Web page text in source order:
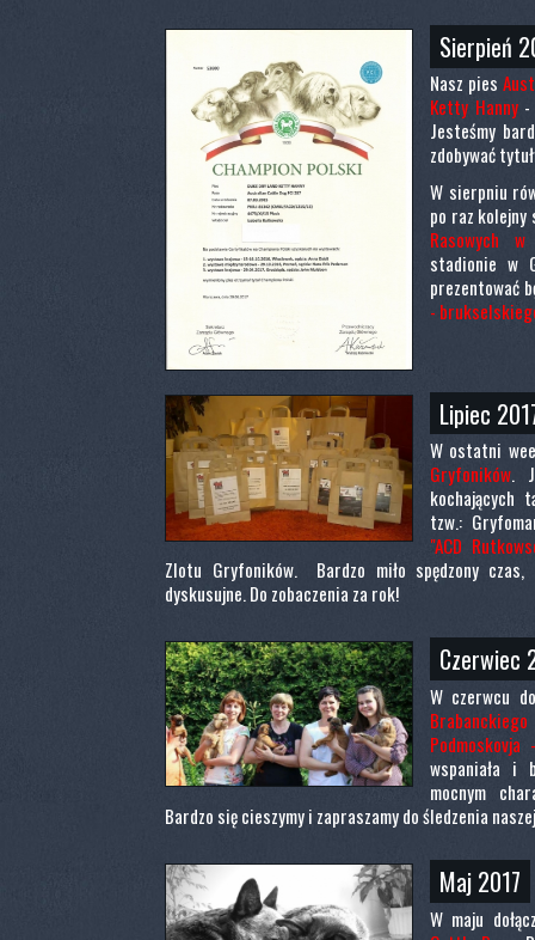
Sierpień
Nasz pies
Ketty Hanny
Jesteśmy
zdobywać
W sierpniu
po raz
Rasowych w
stadionie w
prezentować
-
Lipiec
W ostatni
Gryfoników.
kochających
tzw.:
"ACD
Zlotu Gryfoników. Bardzo miło spędzony
dyskusujne. Do zobaczenia za rok!
Czerwiec
W czerwcu
wspaniała i
mocnym
Bardzo się cieszymy i zapraszamy do śledzenia
Maj 2017
W maju